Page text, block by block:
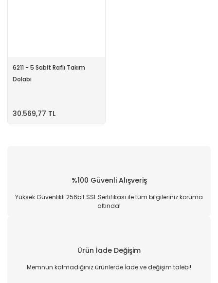
6211 - 5 Sabit Raflı Takım
Dolabı
30.569,77 TL
%100 Güvenli Alışveriş
Yüksek Güvenlikli 256bit SSL Sertifikası ile tüm bilgileriniz koruma
altında!
Ürün İade Değişim
Memnun kalmadığınız ürünlerde İade ve değişim talebi!